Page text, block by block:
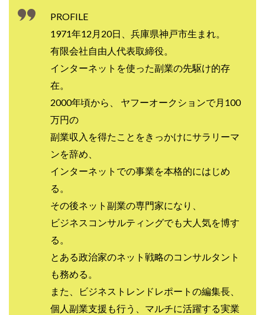
PROFILE
1971年12月20日、兵庫県神戸市生まれ。
有限会社自由人代表取締役。
インターネットを使った副業の先駆け的存
在。
2000年頃から、 ヤフーオークションで月100
万円の
副業収入を得たことをきっかけにサラリーマ
ンを辞め、
インターネットでの事業を本格的にはじめ
る。
その後ネット副業の専門家になり、
ビジネスコンサルティングでも大人気を博す
る。
とある政治家のネット戦略のコンサルタント
も務める。
また、ビジネストレンドレポートの編集長、
個人副業支援も行う、マルチに活躍する実業
Master Piece運営事務局
FREELANCE運営事務局
FRONTIER(フロンティア)
FX King's TRUST
FX/BO
FXミリオネアタワー
FX鬼の手
GB株式会社
GOAL-B
GREAT JOY(グレートジョイ)
Kyouji Sayama
happy-style
Hisanori Teduka
HPR株式会社
ITS合同会社
JOURNEY（ジャーニー）
JUPITER運営事務局
KOUTAROU TOMITA
ゴールドラッシュEX
コンサル
合同会社V.S.L 今村雅士
五十嵐